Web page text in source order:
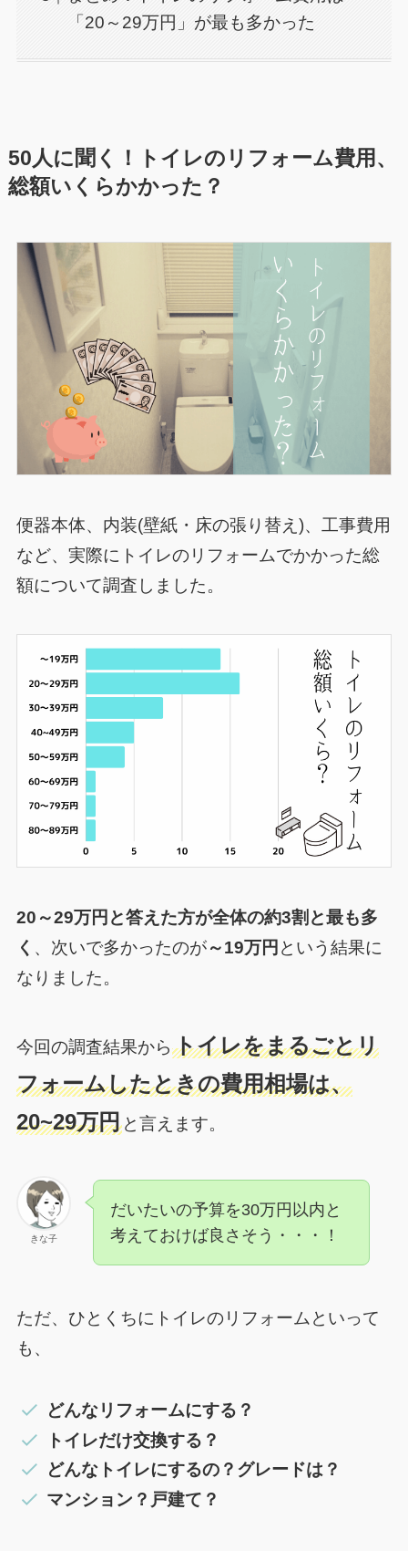
「20～29万円」が最も多かった
50人に聞く！トイレのリフォーム費用、
総額いくらかかった？
便器本体、内装(壁紙・床の張り替え)、工事費用
など、実際にトイレのリフォームでかかった総
額について調査しました。
20～29万円と答えた方が全体の約3割と最も多
く 、次いで多かったのが～19万円 という結果に
なりました。
今回の調査結果から トイレをまるごとリ
フォームしたときの費用相場は、
20~29万円と言えます。
きな子
だいたいの予算を30万円以内と
考えておけば良さそう・・・！
ただ、ひとくちにトイレのリフォームといって
も、
どんなリフォームにする？
トイレだけ交換する？
どんなトイレにするの？グレードは？
マンション？戸建て？